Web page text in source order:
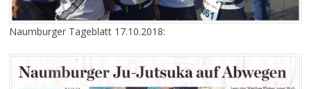
Naumburger Tageblatt 17.10.2018: